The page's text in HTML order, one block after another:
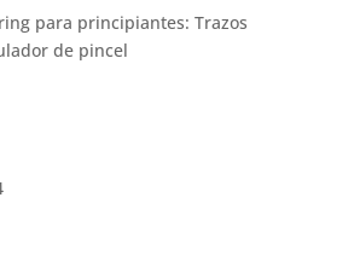
para principiantes: Trazos
de pincel